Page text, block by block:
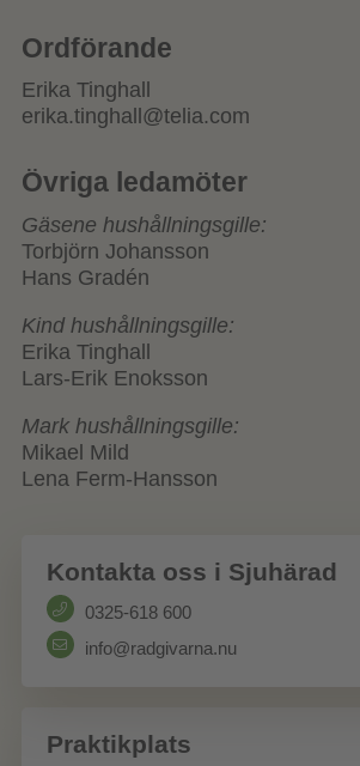
Ordförande
Erika Tinghall
erika.tinghall@telia.com
Övriga ledamöter
Gäsene hushållningsgille:
Torbjörn Johansson
Hans Gradén
Kind hushållningsgille:
Erika Tinghall
Lars-Erik Enoksson
Mark hushållningsgille:
Mikael Mild
Lena Ferm-Hansson
Kontakta oss i Sjuhärad
0325-618 600
info@radgivarna.nu
Praktikplats